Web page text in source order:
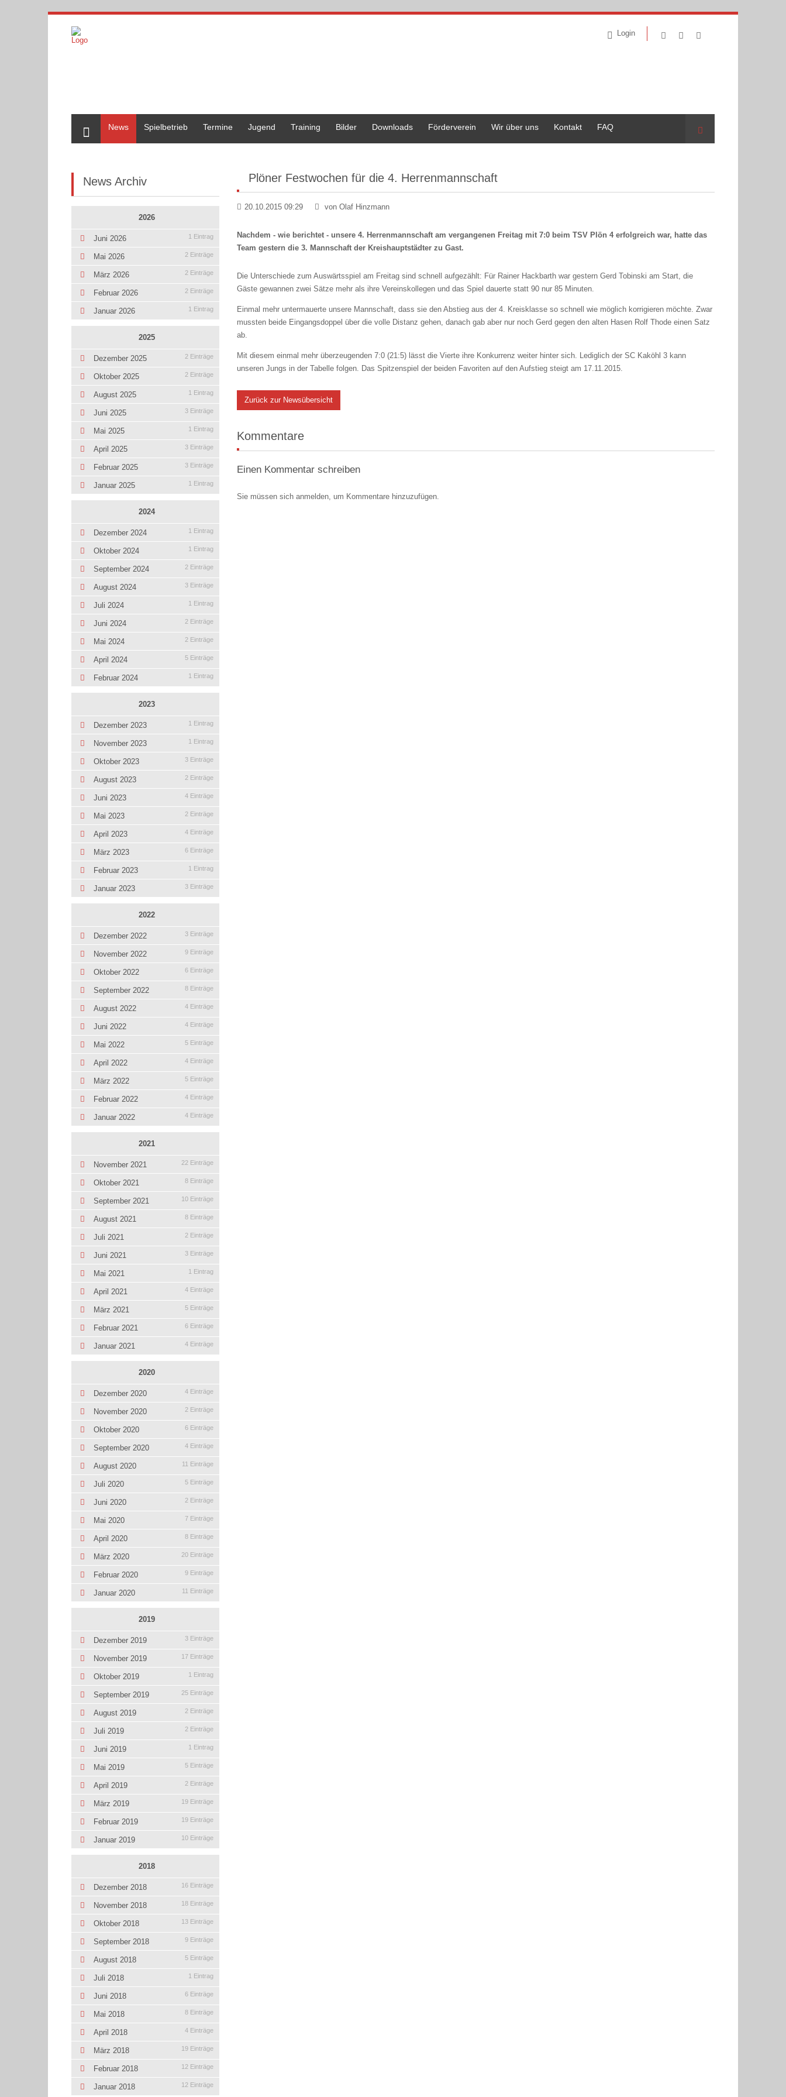
Login
News
Spielbetrieb Termine Jugend Training Bilder Downloads Förderverein Wir über uns Kontakt FAQ Suche
Plöner Festwochen für die 4. Herrenmannschaft
20.10.2015 09:29 von Olaf Hinzmann
Nachdem - wie berichtet - unsere 4. Herrenmannschaft am vergangenen Freitag mit 7:0 beim TSV Plön 4 erfolgreich war, hatte das
Team gestern die 3. Mannschaft der Kreishauptstädter zu Gast.
Die Unterschiede zum Auswärtsspiel am Freitag sind schnell aufgezählt: Für Rainer Hackbarth war gestern Gerd Tobinski am Start, die
Gäste gewannen zwei Sätze mehr als ihre Vereinskollegen und das Spiel dauerte statt 90 nur 85 Minuten.
Einmal mehr untermauerte unsere Mannschaft, dass sie den Abstieg aus der 4. Kreisklasse so schnell wie möglich korrigieren möchte. Zwar
mussten beide Eingangsdoppel über die volle Distanz gehen, danach gab aber nur noch Gerd gegen den alten Hasen Rolf Thode einen Satz
ab.
Mit diesem einmal mehr überzeugenden 7:0 (21:5) lässt die Vierte ihre Konkurrenz weiter hinter sich. Lediglich der SC Kaköhl 3 kann
unseren Jungs in der Tabelle folgen. Das Spitzenspiel der beiden Favoriten auf den Aufstieg steigt am 17.11.2015.
Zurück zur Newsübersicht
Kommentare
Einen Kommentar schreiben
Sie müssen sich anmelden, um Kommentare hinzuzufügen.
News Archiv
2026
Juni 2026 1 Eintrag
Mai 2026 2 Einträge
März 2026 2 Einträge
Februar 2026 2 Einträge
Januar 2026 1 Eintrag
2025
Dezember 2025 2 Einträge
Oktober 2025 2 Einträge
August 2025 1 Eintrag
Juni 2025 3 Einträge
Mai 2025 1 Eintrag
April 2025 3 Einträge
Februar 2025 3 Einträge
Januar 2025 1 Eintrag
2024
Dezember 2024 1 Eintrag
Oktober 2024 1 Eintrag
September 2024 2 Einträge
August 2024 3 Einträge
Juli 2024 1 Eintrag
Juni 2024 2 Einträge
Mai 2024 2 Einträge
April 2024 5 Einträge
Februar 2024 1 Eintrag
2023
Dezember 2023 1 Eintrag
November 2023 1 Eintrag
Oktober 2023 3 Einträge
August 2023 2 Einträge
Juni 2023 4 Einträge
Mai 2023 2 Einträge
April 2023 4 Einträge
März 2023 6 Einträge
Februar 2023 1 Eintrag
Januar 2023 3 Einträge
2022
Dezember 2022 3 Einträge
November 2022 9 Einträge
Oktober 2022 6 Einträge
September 2022 8 Einträge
August 2022 4 Einträge
Juni 2022 4 Einträge
Mai 2022 5 Einträge
April 2022 4 Einträge
März 2022 5 Einträge
Februar 2022 4 Einträge
Januar 2022 4 Einträge
2021
November 2021 22 Einträge
Oktober 2021 8 Einträge
September 2021 10 Einträge
August 2021 8 Einträge
Juli 2021 2 Einträge
Juni 2021 3 Einträge
Mai 2021 1 Eintrag
April 2021 4 Einträge
März 2021 5 Einträge
Februar 2021 6 Einträge
Januar 2021 4 Einträge
2020
Dezember 2020 4 Einträge
November 2020 2 Einträge
Oktober 2020 6 Einträge
September 2020 4 Einträge
August 2020 11 Einträge
Juli 2020 5 Einträge
Juni 2020 2 Einträge
Mai 2020 7 Einträge
April 2020 8 Einträge
März 2020 20 Einträge
Februar 2020 9 Einträge
Januar 2020 11 Einträge
2019
Dezember 2019 3 Einträge
November 2019 17 Einträge
Oktober 2019 1 Eintrag
September 2019 25 Einträge
August 2019 2 Einträge
Juli 2019 2 Einträge
Juni 2019 1 Eintrag
Mai 2019 5 Einträge
April 2019 2 Einträge
März 2019 19 Einträge
Februar 2019 19 Einträge
Januar 2019 10 Einträge
2018
Dezember 2018 16 Einträge
November 2018 18 Einträge
Oktober 2018 13 Einträge
September 2018 9 Einträge
August 2018 5 Einträge
Juli 2018 1 Eintrag
Juni 2018 6 Einträge
Mai 2018 8 Einträge
April 2018 4 Einträge
März 2018 19 Einträge
Februar 2018 12 Einträge
Januar 2018 12 Einträge